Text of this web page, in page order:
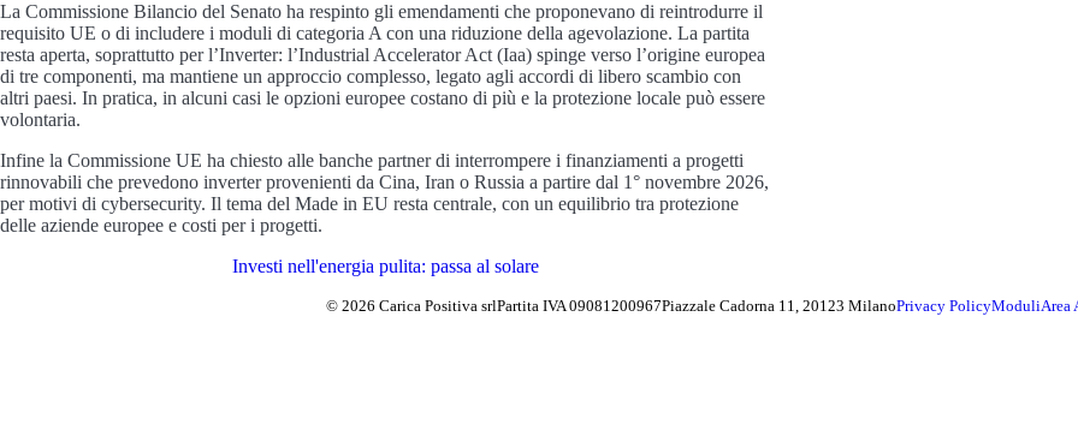
La Commissione Bilancio del Senato ha respinto gli emendamenti che proponevano di reintrodurre il
requisito UE o di includere i moduli di categoria A con una riduzione della agevolazione. La partita
resta aperta, soprattutto per l’Inverter: l’Industrial Accelerator Act (Iaa) spinge verso l’origine europea
di tre componenti, ma mantiene un approccio complesso, legato agli accordi di libero scambio con
altri paesi. In pratica, in alcuni casi le opzioni europee costano di più e la protezione locale può essere
volontaria.
Infine la Commissione UE ha chiesto alle banche partner di interrompere i finanziamenti a progetti
rinnovabili che prevedono inverter provenienti da Cina, Iran o Russia a partire dal 1° novembre 2026,
per motivi di cybersecurity. Il tema del Made in EU resta centrale, con un equilibrio tra protezione
delle aziende europee e costi per i progetti.
Investi nell'energia pulita: passa al solare
© 2026 Carica Positiva srlPartita IVA 09081200967Piazzale Cadorna 11, 20123 MilanoPrivacy PolicyModuliArea